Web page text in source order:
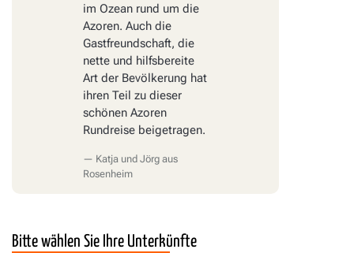
im Ozean rund um die
Azoren. Auch die
Gastfreundschaft, die
nette und hilfsbereite
Art der Bevölkerung hat
ihren Teil zu dieser
schönen Azoren
Rundreise beigetragen.
Katja und Jörg aus
Rosenheim
Bitte wählen Sie Ihre Unterkünfte